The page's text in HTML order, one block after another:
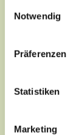
Notwendig
Präferenzen
Statistiken
Marketing